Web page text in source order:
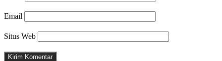
Email
Situs Web